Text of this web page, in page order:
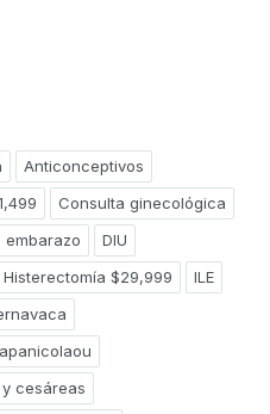
Anticonceptivos
Consulta ginecológica
embarazo
DIU
Histerectomía $29,999
ILE
cesáreas